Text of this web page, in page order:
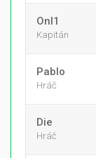
Onl1
Kapitán
PabIo
Hráč
Die
Hráč